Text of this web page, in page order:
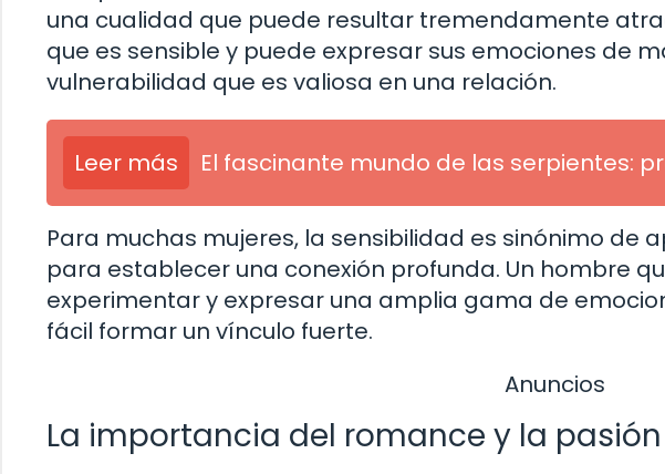
una cualidad que puede resultar tremendamente
que es sensible y puede expresar sus emociones de
vulnerabilidad que es valiosa en una relación.
Leer más El fascinante mundo de las serpientes:
Para muchas mujeres, la sensibilidad es sinónimo de
para establecer una conexión profunda. Un hombre
experimentar y expresar una amplia gama de
fácil formar un vínculo fuerte.
Anuncios
La importancia del romance y la pasión